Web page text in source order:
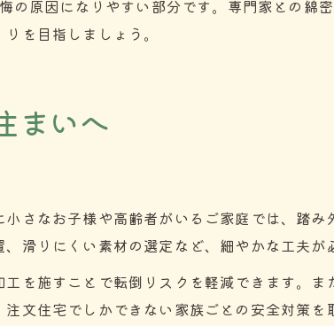
の原因になりやすい部分です。専門家との綿
を目指しましょう。
まいへ
さなお子様や高齢者がいるご家庭では、踏
滑りにくい素材の選定など、細やかな工夫が
を施すことで転倒リスクを軽減できます。
文住宅でしかできない家族ごとの安全対策